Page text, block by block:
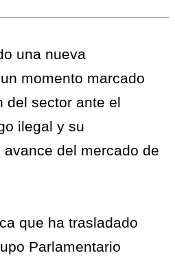
una nueva
momento marcado
del sector ante el
ilegal y su
del mercado de
que ha trasladado
Parlamentario